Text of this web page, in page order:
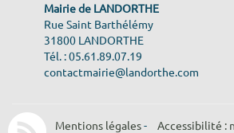
Mairie de LANDORTHE
Rue Saint Barthélémy
31800 LANDORTHE
Tél. : 05.61.89.07.19
contactmairie@landorthe.com
Mentions légales- Accessibilité :